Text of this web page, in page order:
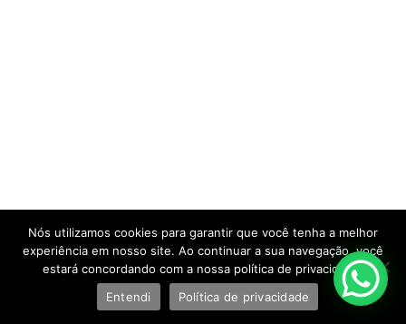
Nós utilizamos cookies para garantir que você tenha a melhor
experiência em nosso site. Ao continuar a sua navegação, você
estará concordando com a nossa política de privacidade.
Entendi
Política de privacidade